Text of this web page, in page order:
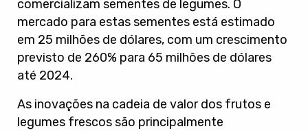
comercializam sementes de legumes. O
mercado para estas sementes está estimado
em 25 milhões de dólares, com um crescimento
previsto de 260% para 65 milhões de dólares
até 2024.
As inovações na cadeia de valor dos frutos e
legumes frescos são principalmente